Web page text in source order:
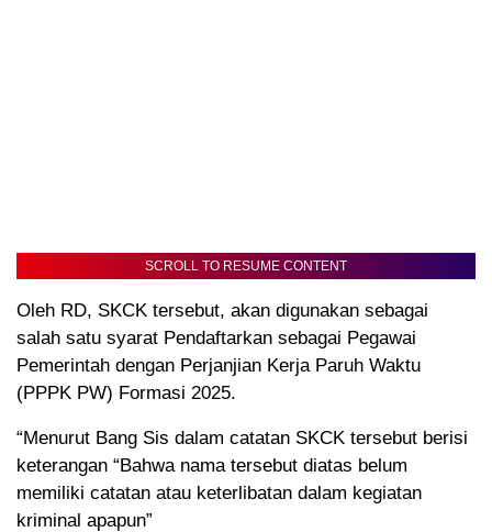
SCROLL TO RESUME CONTENT
Oleh RD, SKCK tersebut, akan digunakan sebagai
salah satu syarat Pendaftarkan sebagai Pegawai
Pemerintah dengan Perjanjian Kerja Paruh Waktu
(PPPK PW) Formasi 2025.
“Menurut Bang Sis dalam catatan SKCK tersebut berisi
keterangan “Bahwa nama tersebut diatas belum
memiliki catatan atau keterlibatan dalam kegiatan
kriminal apapun”